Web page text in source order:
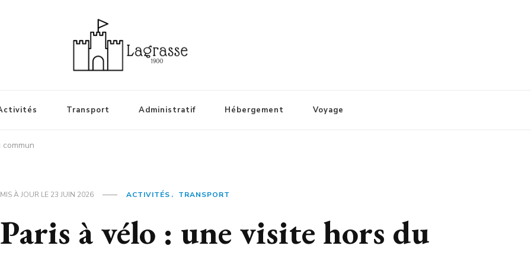
Transport Administratif Hébergement Voyage
MIS À JOUR LE 23 JUIN 2026 ACTIVITÉS TRANSPORT
Paris à vélo : une visite hors du